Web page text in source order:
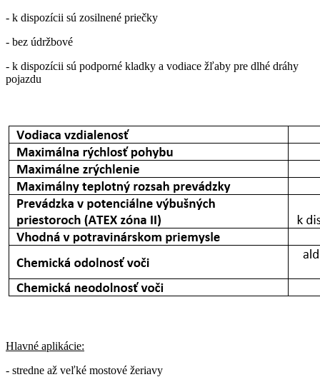
- k dispozícii sú zosilnené priečky
- bez údržbové
- k dispozícii sú podporné kladky a vodiace žľaby pre dlhé dráhy
pojazdu
Hlavné aplikácie:
- stredne až veľké mostové žeriavy